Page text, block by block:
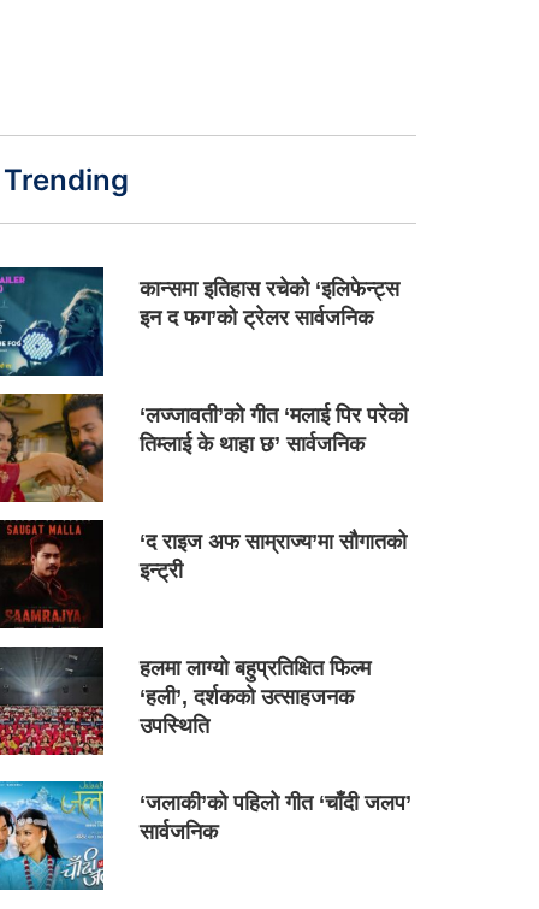
Trending
कान्समा इतिहास रचेको ‘इलिफेन्ट्स
इन द फग’को ट्रेलर सार्वजनिक
‘लज्जावती’को गीत ‘मलाई पिर परेको
तिम्लाई के थाहा छ’ सार्वजनिक
‘द राइज अफ साम्राज्य’मा सौगातको
इन्ट्री
हलमा लाग्यो बहुप्रतिक्षित फिल्म
‘हली’, दर्शकको उत्साहजनक
उपस्थिति
‘जलाकी’को पहिलो गीत ‘चाँदी जलप’
सार्वजनिक